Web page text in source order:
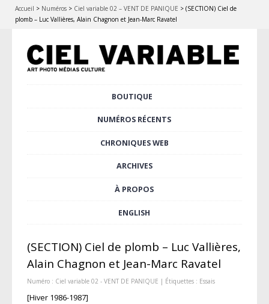
Accueil > Numéros > Ciel variable 02 – VENT DE PANIQUE > (SECTION) Ciel de
plomb – Luc Vallières, Alain Chagnon et Jean-Marc Ravatel
BOUTIQUE
NUMÉROS RÉCENTS
CHRONIQUES WEB
ARCHIVES
À PROPOS
ENGLISH
(SECTION) Ciel de plomb – Luc Vallières,
Alain Chagnon et Jean-Marc Ravatel
Numéro : Ciel variable 02 - VENT DE PANIQUE | Étiquettes : Essais
[Hiver 1986-1987]